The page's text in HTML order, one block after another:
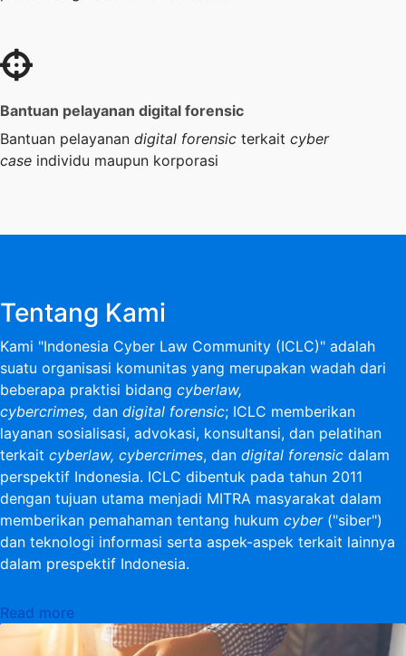
Bantuan pelayanan digital forensic
Bantuan pelayanan digital forensic terkait cyber
case individu maupun korporasi
Tentang Kami
Kami "Indonesia Cyber Law Community (ICLC)" adalah
suatu organisasi komunitas yang merupakan wadah dari
beberapa praktisi bidang cyberlaw,
cybercrimes, dan digital forensic; ICLC memberikan
layanan sosialisasi, advokasi, konsultansi, dan pelatihan
terkait cyberlaw, cybercrimes, dan digital forensic dalam
perspektif Indonesia. ICLC dibentuk pada tahun 2011
dengan tujuan utama menjadi MITRA masyarakat dalam
memberikan pemahaman tentang hukum cyber("siber")
dan teknologi informasi serta aspek-aspek terkait lainnya
dalam prespektif Indonesia.
Read more